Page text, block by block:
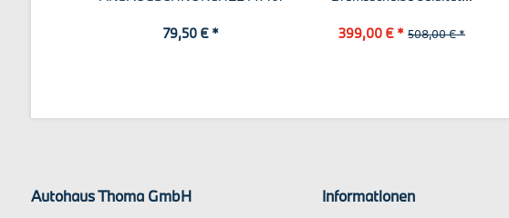
79,50 € *
399,00 € * 508,00 € *
Autohaus Thoma GmbH Informationen